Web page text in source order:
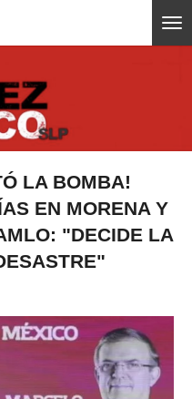
LA BOMBA!
EN MORENA Y
"DECIDE LA